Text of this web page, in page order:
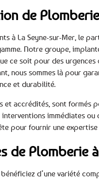
de
à La Seyne-sur-Mer, le
Notre groupe,
ce soit pour des urgences
nous sommes là pour
et durabilité.
et accrédités, sont formés
immédiates
pour fournir une
de Plomberie
bénéficiez d’une variété